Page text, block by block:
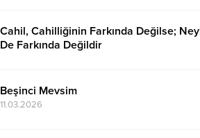
Cahil, Cahilliğinin Farkında Değilse;
De Farkında Değildir
Beşinci Mevsim
11.03.2026